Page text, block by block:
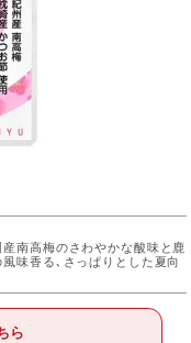
南高梅のさわやかな酸味と鹿
味香る､さっぱりとした夏向
ら